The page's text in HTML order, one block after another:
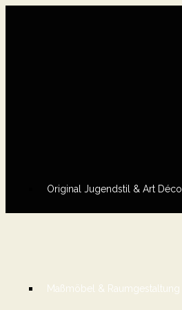
Original Jugendstil & Art Déco
Maßmöbel & Raumgestaltung